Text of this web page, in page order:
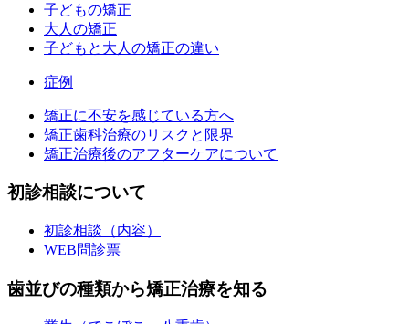
子どもの矯正
大人の矯正
子どもと大人の矯正の違い
症例
矯正に不安を感じている方へ
矯正歯科治療のリスクと限界
矯正治療後のアフターケアについて
初診相談について
初診相談（内容）
WEB問診票
歯並びの種類から矯正治療を知る